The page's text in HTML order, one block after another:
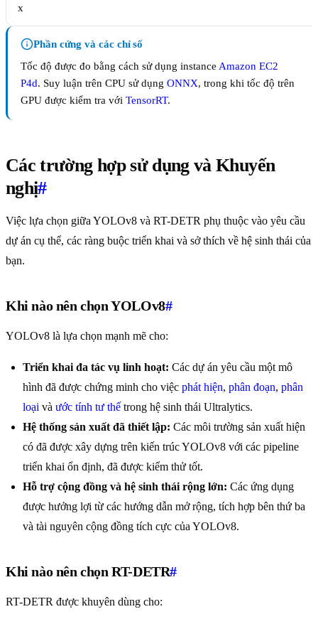
x
Phần cứng và các chỉ số
Tốc độ được đo bằng cách sử dụng instance Amazon EC2
P4d. Suy luận trên CPU sử dụng ONNX, trong khi tốc độ trên
GPU được kiểm tra với TensorRT.
Các trường hợp sử dụng và Khuyến
nghị#
Việc lựa chọn giữa YOLOv8 và RT-DETR phụ thuộc vào yêu cầu
dự án cụ thể, các ràng buộc triển khai và sở thích về hệ sinh thái của
bạn.
Khi nào nên chọn YOLOv8#
YOLOv8 là lựa chọn mạnh mẽ cho:
Triển khai đa tác vụ linh hoạt: Các dự án yêu cầu một mô
hình đã được chứng minh cho việc phát hiện, phân đoạn, phân
loại và ước tính tư thế trong hệ sinh thái Ultralytics.
Hệ thống sản xuất đã thiết lập: Các môi trường sản xuất hiện
có đã được xây dựng trên kiến trúc YOLOv8 với các pipeline
triển khai ổn định, đã được kiểm thử tốt.
Hỗ trợ cộng đồng và hệ sinh thái rộng lớn: Các ứng dụng
được hưởng lợi từ các hướng dẫn mở rộng, tích hợp bên thứ ba
và tài nguyên cộng đồng tích cực của YOLOv8.
Khi nào nên chọn RT-DETR#
RT-DETR được khuyên dùng cho: